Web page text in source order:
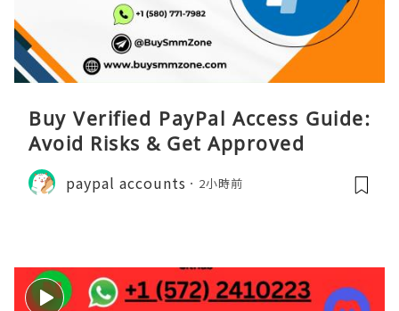
Buy Verified PayPal Access Guide:
Avoid Risks & Get Approved
paypal accounts 2小時前